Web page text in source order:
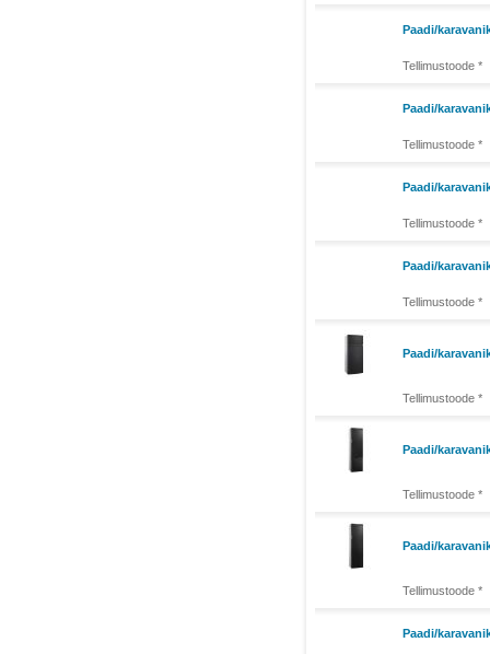
Paadi/
Tellimustoode *
Paadi/
Tellimustoode *
Paadi/
Tellimustoode *
Paadi/
Tellimustoode *
Paadi/
Tellimustoode *
Paadi/
Tellimustoode *
Paadi/
Tellimustoode *
Paadi/